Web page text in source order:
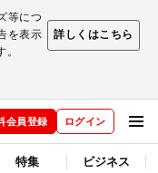
等につ
を表示
詳しくはこちら
会員登録 ログイン
特集 ビジネス